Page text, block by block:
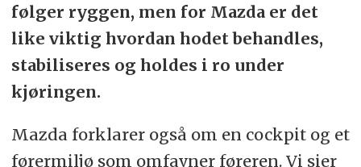
følger ryggen, men for Mazda er det
like viktig hvordan hodet behandles,
stabiliseres og holdes i ro under
kjøringen.
Mazda forklarer også om en cockpit og et
førermiljø som omfavner føreren. Vi sier